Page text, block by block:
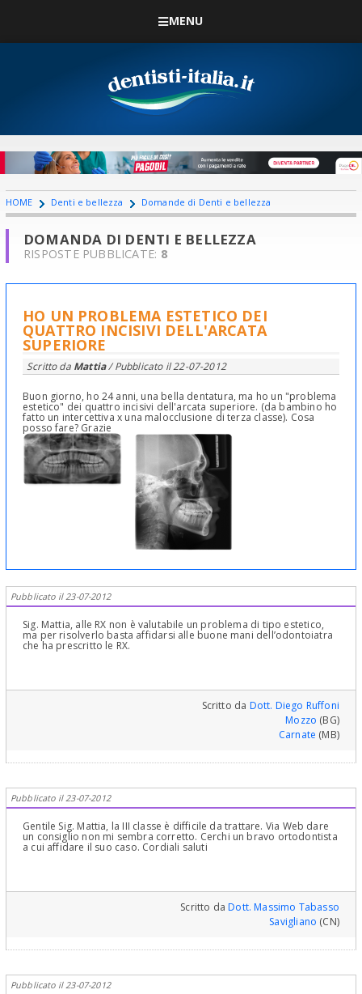
MENU
HOME Denti e bellezza Domande di Denti e bellezza
DOMANDA DI DENTI E BELLEZZA
RISPOSTE PUBBLICATE: 8
HO UN PROBLEMA ESTETICO DEI
QUATTRO INCISIVI DELL'ARCATA
SUPERIORE
Scritto da Mattia/ Pubblicato il22-07-2012
Buon giorno, ho 24 anni, una bella dentatura, ma ho un "problema
estetico" dei quattro incisivi dell'arcata superiore. (da bambino ho
fatto un intercettiva x una malocclusione di terza classe). Cosa
posso fare? Grazie
Pubblicato il 23-07-2012
Sig. Mattia, alle RX non è valutabile un problema di tipo estetico,
ma per risolverlo basta affidarsi alle buone mani dell’odontoiatra
che ha prescritto le RX.
Scritto da Dott. Diego Ruffoni
Mozzo (BG)
Carnate (MB)
Pubblicato il 23-07-2012
Gentile Sig. Mattia, la III classe è difficile da trattare. Via Web dare
un consiglio non mi sembra corretto. Cerchi un bravo ortodontista
a cui affidare il suo caso. Cordiali saluti
Scritto daDott. Massimo Tabasso
Savigliano (CN)
Pubblicato il 23-07-2012